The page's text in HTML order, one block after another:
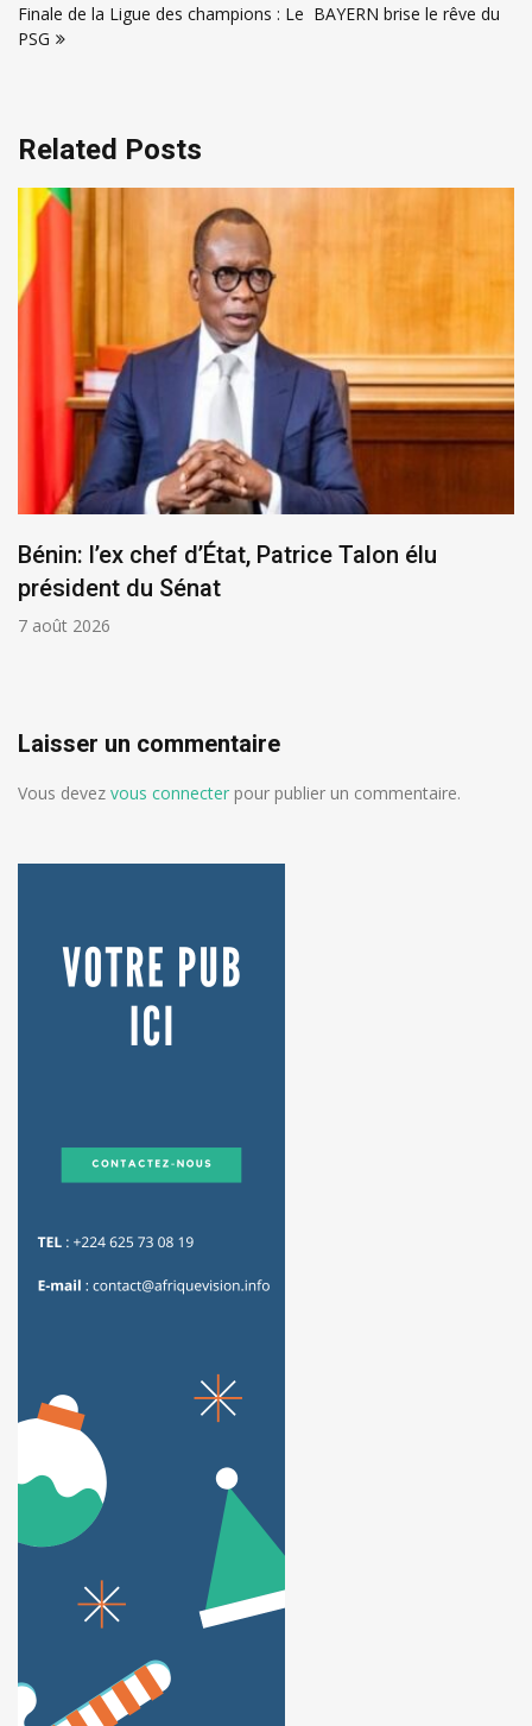
Finale de la Ligue des champions : Le BAYERN brise le rêve du
PSG
Related Posts
Bénin: l’ex chef d’État, Patrice Talon élu
président du Sénat
7 août 2026
Laisser un commentaire
Vous devez vous connecter pour publier un commentaire.